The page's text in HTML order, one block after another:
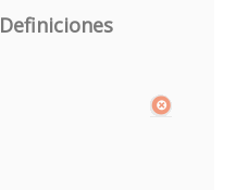
Definiciones